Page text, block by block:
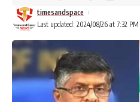
Last updated: 2024/08/26 at 7:32 PM
timesandspace